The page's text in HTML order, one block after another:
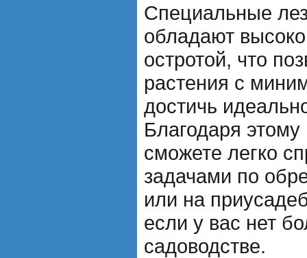
Специальные
обладают
остротой, что
растения с
достичь
Благодаря
сможете легко
задачами по
или на
если у вас нет
садоводстве.